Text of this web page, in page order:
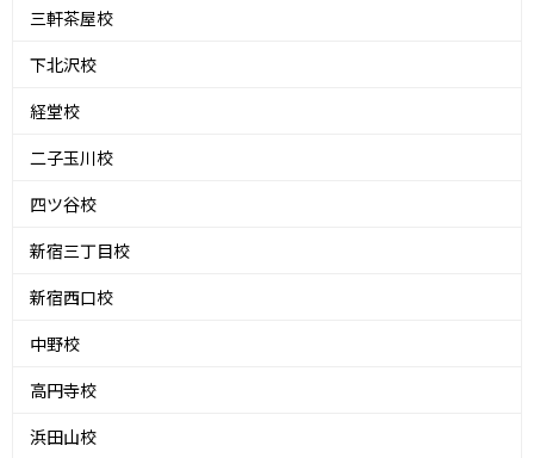
三軒茶屋校
下北沢校
経堂校
二子玉川校
四ツ谷校
新宿三丁目校
新宿西口校
中野校
高円寺校
浜田山校